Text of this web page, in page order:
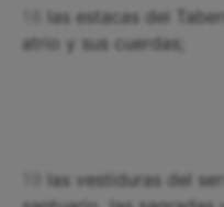
las estacas del
atrio y sus cuerdas;
las vestiduras del